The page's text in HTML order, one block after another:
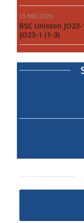
15 MEI 2026
BSC Unisson
JO23-1 (1-3)